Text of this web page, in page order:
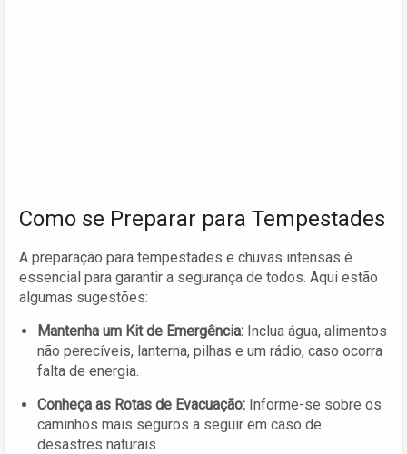
Como se Preparar para Tempestades
A preparação para tempestades e chuvas intensas é
essencial para garantir a segurança de todos. Aqui estão
algumas sugestões:
Mantenha um Kit de Emergência: Inclua água, alimentos
não perecíveis, lanterna, pilhas e um rádio, caso ocorra
falta de energia.
Conheça as Rotas de Evacuação: Informe-se sobre os
caminhos mais seguros a seguir em caso de
desastres naturais.